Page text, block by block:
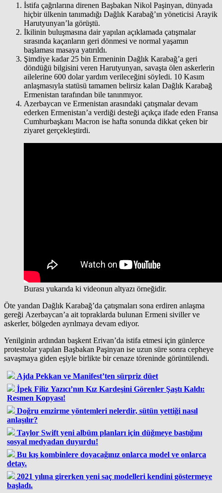
İstifa çağrılarına direnen Başbakan Nikol Paşinyan, dünyada
hiçbir ülkenin tanımadığı Dağlık Karabağ’ın yöneticisi Arayik
Harutyunyan’la görüştü.
İkilinin buluşmasına dair yapılan açıklamada çatışmalar
sırasında kaçanların geri dönmesi ve normal yaşamın
başlaması masaya yatırıldı.
Şimdiye kadar 25 bin Ermeninin Dağlık Karabağ’a geri
döndüğü bilgisini veren Harutyunyan, savaşta ölen askerlerin
ailelerine 600 dolar yardım verileceğini söyledi. 10 Kasım
anlaşmasıyla statüsü tamamen belirsiz kalan Dağlık Karabağ
Ermenistan tarafından bile tanınmıyor.
Azerbaycan ve Ermenistan arasındaki çatışmalar devam
ederken Ermenistan’a verdiği desteği açıkça ifade eden Fransa
Cumhurbaşkanı Macron ise hafta sonunda dikkat çeken bir
ziyaret gerçekleştirdi.
Burası yukarıda ki videonun altyazı örneğidir.
Öte yandan Dağlık Karabağ’da çatışmaları sona erdiren anlaşma
gereği Azerbaycan’a ait topraklarda bulunan Ermeni siviller ve
askerler, bölgeden ayrılmaya devam ediyor.
Yenilginin ardından başkent Erivan’da istifa etmesi için günlerce
protestolar yapılan Başbakan Paşinyan ise uzun süre sonra cepheye
savaşmaya giden eşiyle birlikte bir cenaze töreninde görüntülendi.
Ajda Pekkan ve Manifest’ten sürpriz düet
İpek Filiz Yazıcı’nın Kız Kardeşini Görenler Şaştı Kaldı:
Resmen Kopyası!
Doğru emzirme yöntemleri nelerdir, sütün yettiği nasıl
anlaşılır?
Taylor Swift yeni albüm planları için düğmeye bastığını
sosyal medyadan duyurdu!
Bu kış kombinlere doyacağınız onlarca model ve onlarca
detay.
2021 yılına girerken yeni saç modelleri kendini göstermeye
başladı.